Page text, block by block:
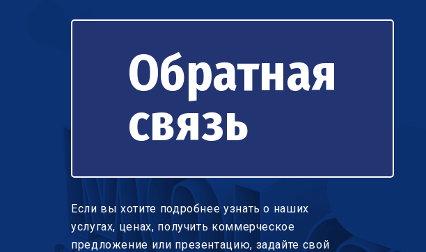
Обратная
связь
Если вы хотите подробнее узнать о наших
услугах, ценах, получить коммерческое
предложение или презентацию, задайте свой